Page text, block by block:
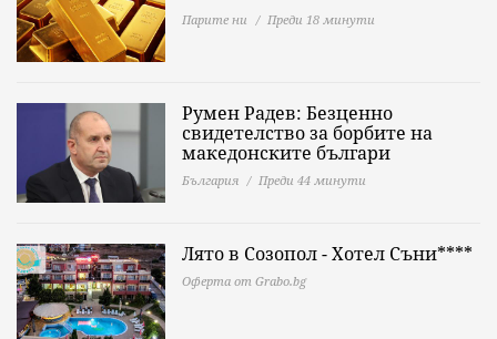
Парите ни Преди 18 минути
Румен Радев: Безценно
свидетелство за борбите на
македонските българи
България Преди 44 минути
Лято в Созопол - Хотел Съни****
Оферта от Grabo.bg